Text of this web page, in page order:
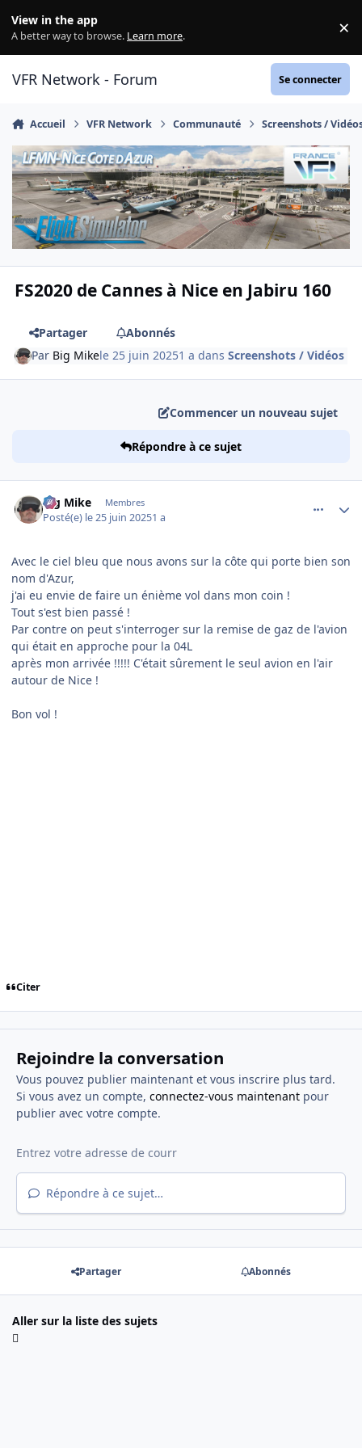
View in the app
A better way to browse. Learn more. ×
VFR Network - Forum Se connecter
Accueil VFR Network Communauté Screenshots /
FS2020 de Cannes à Nice en Jabiru 160
Partager
Abonnés
Par Big Mikele 25 juin 20251 a dansScreenshots / Vidéos
Commencer un nouveau sujet
Répondre à ce sujet
Big Mike Membres
Posté(e) le 25 juin 20251 a
Avec le ciel bleu que nous avons sur la côte qui porte bien son
nom d'Azur,
j'ai eu envie de faire un énième vol dans mon coin !
Tout s'est bien passé !
Par contre on peut s'interroger sur la remise de gaz de l'avion
qui était en approche pour la 04L
après mon arrivée !!!!! C'était sûrement le seul avion en l'air
autour de Nice !
Bon vol !
Citer
Rejoindre la conversation
Vous pouvez publier maintenant et vous inscrire plus tard.
Si vous avez un compte, connectez-vous maintenantpour
publier avec votre compte.
Répondre à ce sujet…
Partager Abonnés
Aller sur la liste des sujets